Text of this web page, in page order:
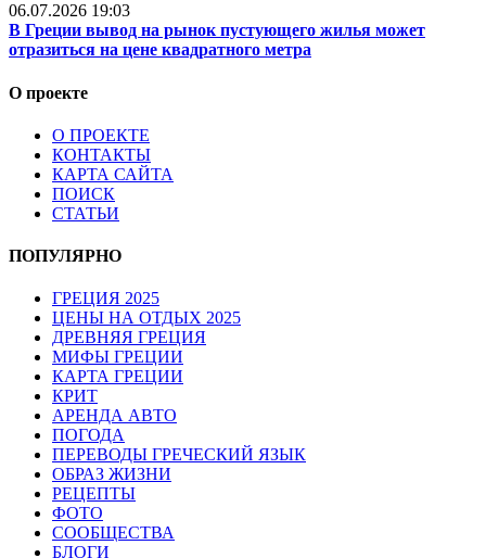
06.07.2026 19:03
В Греции вывод на рынок пустующего жилья может
отразиться на цене квадратного метра
О проекте
О ПРОЕКТЕ
КОНТАКТЫ
КАРТА САЙТА
ПОИСК
СТАТЬИ
ПОПУЛЯРНО
ГРЕЦИЯ 2025
ЦЕНЫ НА ОТДЫХ 2025
ДРЕВНЯЯ ГРЕЦИЯ
МИФЫ ГРЕЦИИ
КАРТА ГРЕЦИИ
КРИТ
АРЕНДА АВТО
ПОГОДА
ПЕРЕВОДЫ ГРЕЧЕСКИЙ ЯЗЫК
ОБРАЗ ЖИЗНИ
РЕЦЕПТЫ
ФОТО
СООБЩЕСТВА
БЛОГИ